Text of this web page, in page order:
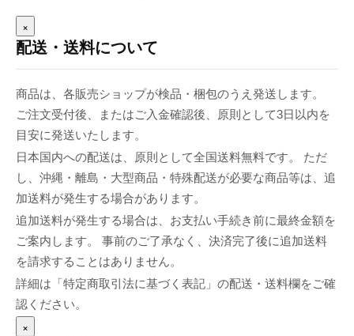
×
配送・送料について
商品は、各販売ショップが検品・梱包のうえ発送します。
ご注文受付後、またはご入金確認後、原則として3日以内を
目安に発送いたします。
日本国内への配送は、原則として全国送料無料です。 ただ
し、沖縄・離島・大型商品・特殊配送が必要な商品等は、追
加送料が発生する場合があります。
追加送料が発生する場合は、お支払い手続き前に最終金額を
ご案内します。 事前のご了承なく、決済完了後に追加送料
を請求することはありません。
詳細は「特定商取引法に基づく表記」の配送・送料欄をご確
認ください。
×